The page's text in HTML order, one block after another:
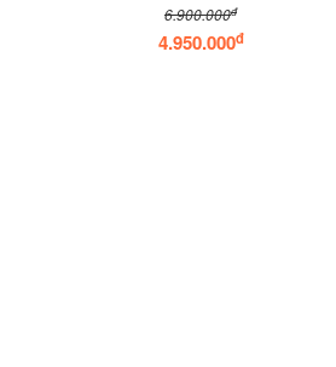
6.900.000đ
4.950.000đ